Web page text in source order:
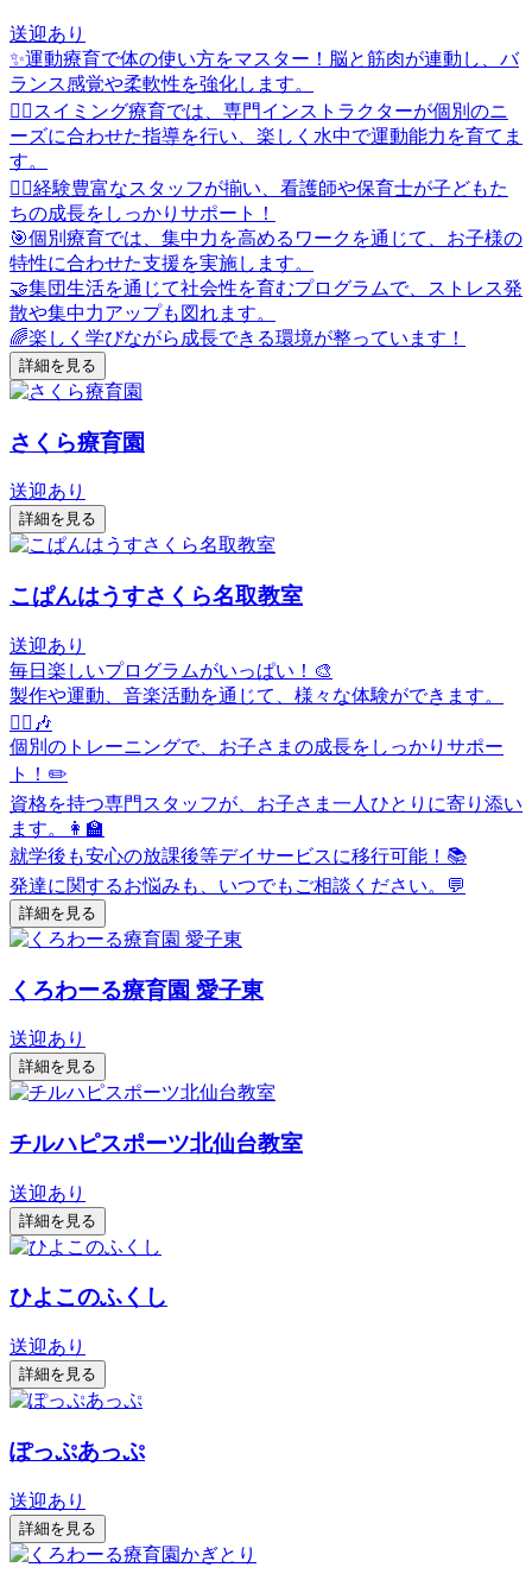
送迎あり
✨運動療育で体の使い方をマスター！脳と筋肉が連動し、バ
ランス感覚や柔軟性を強化します。
🏊‍♂️スイミング療育では、専門インストラクターが個別のニ
ーズに合わせた指導を行い、楽しく水中で運動能力を育てま
す。
👩‍⚕️経験豊富なスタッフが揃い、看護師や保育士が子どもた
ちの成長をしっかりサポート！
🎯個別療育では、集中力を高めるワークを通じて、お子様の
特性に合わせた支援を実施します。
🤝集団生活を通じて社会性を育むプログラムで、ストレス発
散や集中力アップも図れます。
🌈楽しく学びながら成長できる環境が整っています！
詳細を見る
さくら療育園
送迎あり
詳細を見る
こぱんはうすさくら名取教室
送迎あり
毎日楽しいプログラムがいっぱい！🎨
製作や運動、音楽活動を通じて、様々な体験ができます。
🏃‍♂️🎶
個別のトレーニングで、お子さまの成長をしっかりサポー
ト！✏️
資格を持つ専門スタッフが、お子さま一人ひとりに寄り添い
ます。👩‍🏫
就学後も安心の放課後等デイサービスに移行可能！📚
発達に関するお悩みも、いつでもご相談ください。💬
詳細を見る
くろわーる療育園 愛子東
送迎あり
詳細を見る
チルハピスポーツ北仙台教室
送迎あり
詳細を見る
ひよこのふくし
送迎あり
詳細を見る
ぽっぷあっぷ
送迎あり
詳細を見る